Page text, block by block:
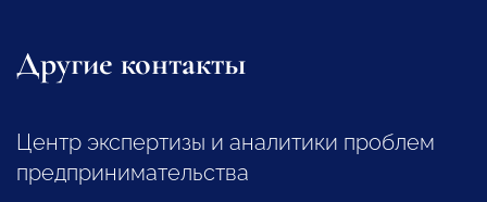
Другие контакты
Центр экспертизы и аналитики проблем
предпринимательства